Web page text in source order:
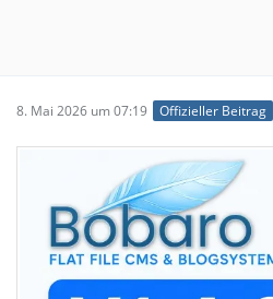
8. Mai 2026 um 07:19 Offizieller Beitrag